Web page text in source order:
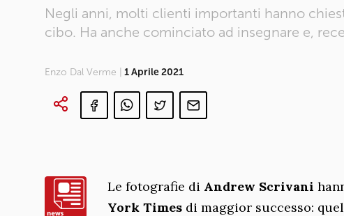
Negli anni, molti clienti importanti hanno
cibo. Ha anche cominciato ad insegnare e,
Enzo Dal Verme | 1 Aprile 2021
Le fotografie di Andrew Scrivani
York Times di maggior successo: